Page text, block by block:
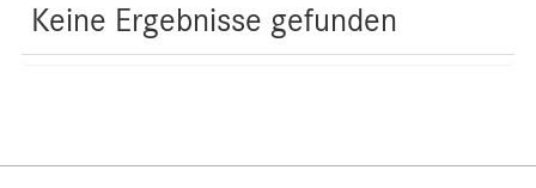
Keine Ergebnisse gefunden